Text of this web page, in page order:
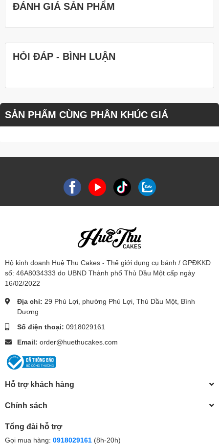
ĐÁNH GIÁ SẢN PHẨM
HỎI ĐÁP - BÌNH LUẬN
SẢN PHẨM CÙNG PHÂN KHÚC GIÁ
Hộ kinh doanh Huệ Thu Cakes - Thế giới dụng cụ bánh / GPĐKKD
số: 46A8034333 do UBND Thành phố Thủ Dầu Một cấp ngày
16/02/2022
Địa chỉ: 29 Phú Lợi, phường Phú Lợi, Thủ Dầu Một, Bình
Dương
Số điện thoại: 0918029161
Email: order@huethucakes.com
Hỗ trợ khách hàng
Chính sách
Tổng đài hỗ trợ
Gọi mua hàng: 0918029161 (8h-20h)